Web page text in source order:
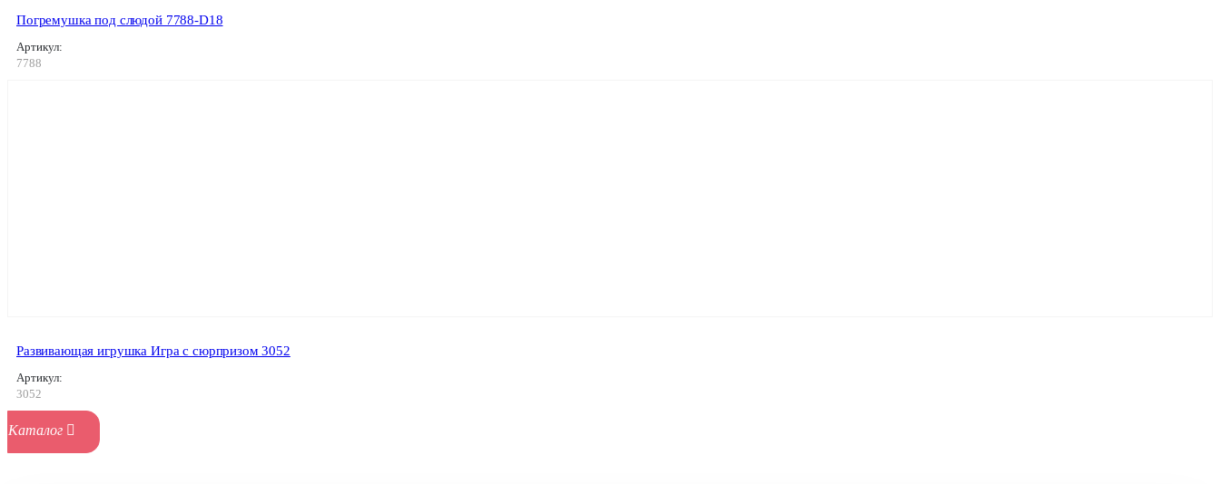
Погремушка под слюдой 7788-D18
Артикул:
7788
Развивающая игрушка Игра с сюрпризом 3052
Артикул:
3052